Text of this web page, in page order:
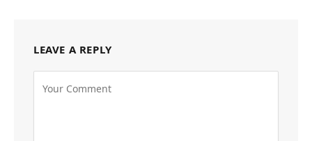
LEAVE A REPLY